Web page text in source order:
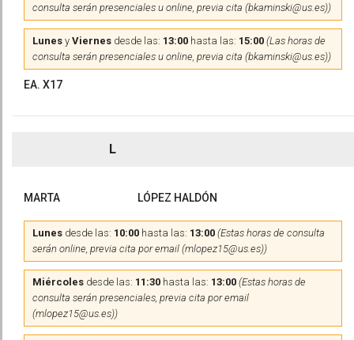
consulta serán presenciales u online, previa cita (bkaminski@us.es))
Lunes y Viernes desde las: 13:00 hasta las: 15:00 (Las horas de
consulta serán presenciales u online, previa cita (bkaminski@us.es))
EA. X17
L
MARTA LÓPEZ HALDÓN
Lunes desde las: 10:00 hasta las: 13:00 (Estas horas de consulta
serán online, previa cita por email (mlopez15@us.es))
Miércoles desde las: 11:30 hasta las: 13:00 (Estas horas de
consulta serán presenciales, previa cita por email
(mlopez15@us.es))